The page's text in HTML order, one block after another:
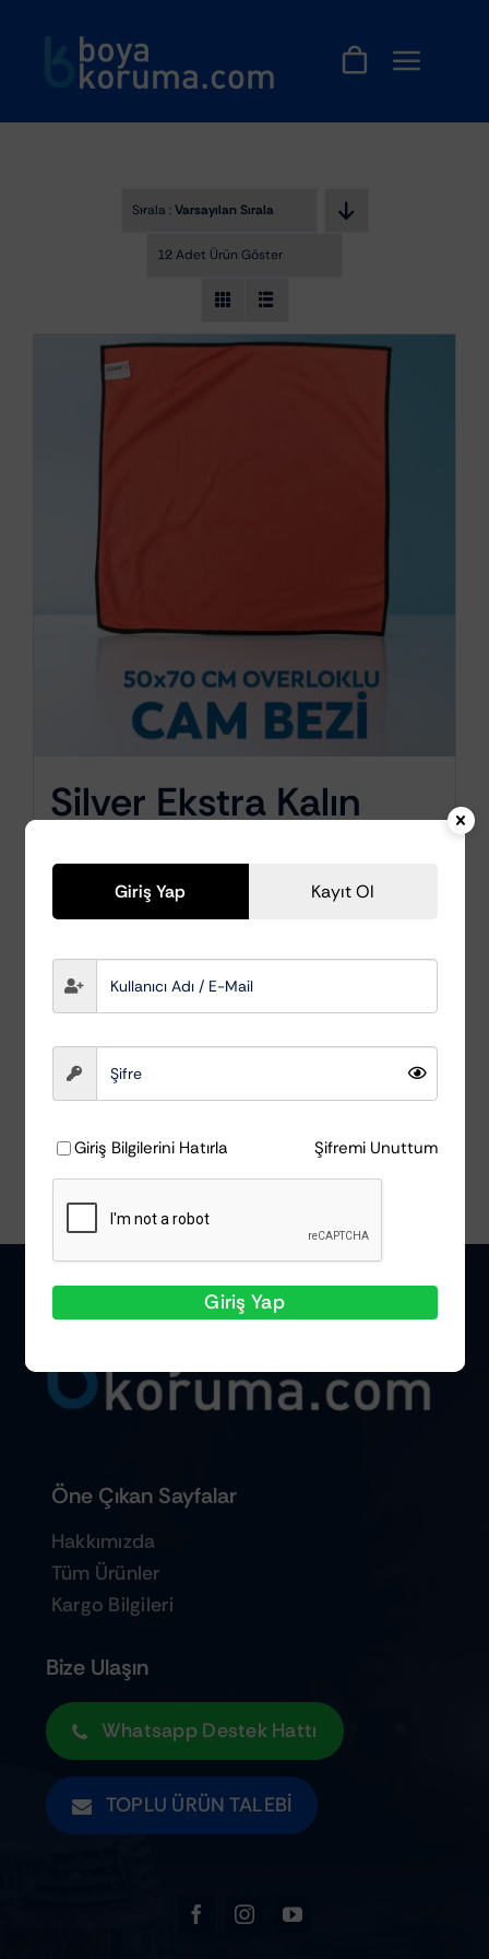
Sırala :Varsayılan Sıralama
12 Adet Ürün Göster
Silver Ekstra Kalın
Temizleme Bezi
AutoDetox
Sepete Ekle Ayrıntılar
Öne Çıkan Sayfalar
Hakkımızda
Tüm Ürünler
Kargo Bilgileri
Bize Ulaşın
Whatsapp Destek Hattı
TOPLU ÜRÜN TALEBI
Giriş Yap Kayıt Ol
Giriş Bilgilerini Hatırla Şifremi Unuttum
Giriş Yap